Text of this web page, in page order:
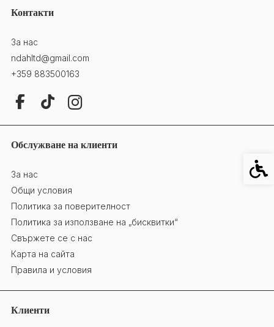
Контакти
За нас
ndahltd@gmail.com
+359 883500163
Обслужване на клиенти
За нас
Общи условия
Политика за поверителност
Политика за използване на „бисквитки“
Свържете се с нас
Карта на сайта
Правила и условия
Клиенти